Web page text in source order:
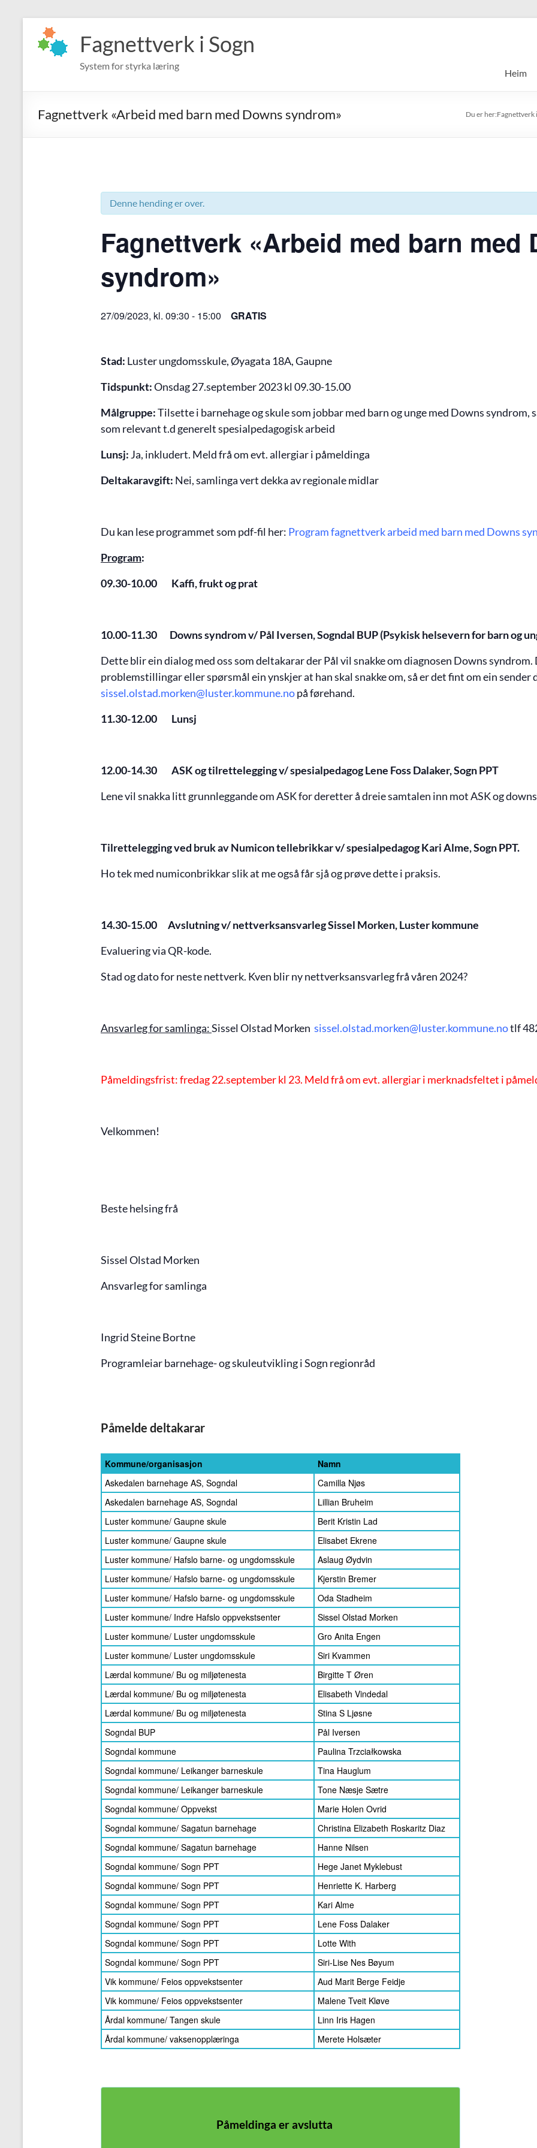
content
Fagnettverk i Sogn
System for styrka læring
Heim
Fagnettverk «Arbeid med barn med Downs syndrom» Fagnettverk
Denne hending er over.
Fagnettverk «Arbeid med barn med
syndrom»
27/09/2023, kl. 09:30 - 15:00 GRATIS
Stad: Luster ungdomsskule, Øyagata 18A, Gaupne
Tidspunkt:Onsdag 27.september 2023 kl 09.30-15.00
Målgruppe:Tilsette i barnehage og skule som jobbar med barn og unge med Downs
som relevant t.d generelt spesialpedagogisk arbeid
Lunsj: Ja, inkludert. Meld frå om evt. allergiar i påmeldinga
Deltakaravgift: Nei, samlinga vert dekka av regionale midlar
Du kan lese programmet som pdf-fil her: Program fagnettverk arbeid med barn med Downs
Program:
09.30-10.00 Kaffi, frukt og prat
10.00-11.30 Downs syndrom v/ Pål Iversen, Sogndal BUP(Psykisk helsevern for barn og
Dette blir ein dialog med oss som deltakarar der Pål vil snakke om diagnosen Downs
problemstillingar eller spørsmål ein ynskjer at han skal snakke om, så er det fint om ein sender
sissel.olstad.morken@luster.kommune.nopå førehand.
11.30-12.00 Lunsj
12.00-14.30 ASK ogtilrettelegging v/ spesialpedagog Lene Foss Dalaker, Sogn PPT
Lene vil snakka litt grunnleggande om ASK for deretter å dreie samtalen inn mot ASK og
Tilrettelegging ved bruk av Numicon tellebrikkar v/ spesialpedagog Kari Alme, Sogn PPT.
Ho tek med numiconbrikkar slik at me også får sjå og prøve dette i praksis.
14.30-15.00 Avslutning v/ nettverksansvarleg Sissel Morken, Luster kommune
Evaluering via QR-kode.
Stad og dato for neste nettverk. Kven blir ny nettverksansvarleg frå våren 2024?
Ansvarleg for samlinga:Sissel Olstad Morken sissel.olstad.morken@luster.kommune.notlf
Påmeldingsfrist: fredag 22.september kl 23. Meld frå om evt. allergiar i merknadsfeltet i
Velkommen!
Beste helsing frå
Sissel Olstad Morken
Ansvarleg for samlinga
Ingrid Steine Bortne
Programleiar barnehage- og skuleutvikling i Sogn regionråd
Påmelde deltakarar
Kommune/organisasjon
Namn
Askedalen barnehage AS, Sogndal
Camilla Njøs
Askedalen barnehage AS, Sogndal
Lillian Bruheim
Luster kommune/ Gaupne skule
Berit Kristin Lad
Luster kommune/ Gaupne skule
Elisabet Ekrene
Luster kommune/ Hafslo barne- og ungdomsskule
Aslaug Øydvin
Luster kommune/ Hafslo barne- og ungdomsskule
Kjerstin Bremer
Luster kommune/ Hafslo barne- og ungdomsskule
Oda Stadheim
Luster kommune/ Indre Hafslo oppvekstsenter
Sissel Olstad Morken
Luster kommune/ Luster ungdomsskule
Gro Anita Engen
Luster kommune/ Luster ungdomsskule
Siri Kvammen
Lærdal kommune/ Bu og miljøtenesta
Birgitte T Øren
Lærdal kommune/ Bu og miljøtenesta
Elisabeth Vindedal
Lærdal kommune/ Bu og miljøtenesta
Stina S Ljøsne
Sogndal BUP
Pål Iversen
Sogndal kommune
Paulina Trzciałkowska
Sogndal kommune/ Leikanger barneskule
Tina Hauglum
Sogndal kommune/ Leikanger barneskule
Tone Næsje Sætre
Sogndal kommune/ Oppvekst
Marie Holen Ovrid
Sogndal kommune/ Sagatun barnehage
Christina Elizabeth Roskaritz Diaz
Sogndal kommune/ Sagatun barnehage
Hanne Nilsen
Sogndal kommune/ Sogn PPT
Hege Janet Myklebust
Sogndal kommune/ Sogn PPT
Henriette K. Harberg
Sogndal kommune/ Sogn PPT
Kari Alme
Sogndal kommune/ Sogn PPT
Lene Foss Dalaker
Sogndal kommune/ Sogn PPT
Lotte With
Sogndal kommune/ Sogn PPT
Siri-Lise Nes Bøyum
Vik kommune/ Feios oppvekstsenter
Aud Marit Berge Feidje
Vik kommune/ Feios oppvekstsenter
Malene Tveit Kløve
Årdal kommune/ Tangen skule
Linn Iris Hagen
Årdal kommune/ vaksenopplæringa
Merete Holsæter
Påmeldinga er avslutta